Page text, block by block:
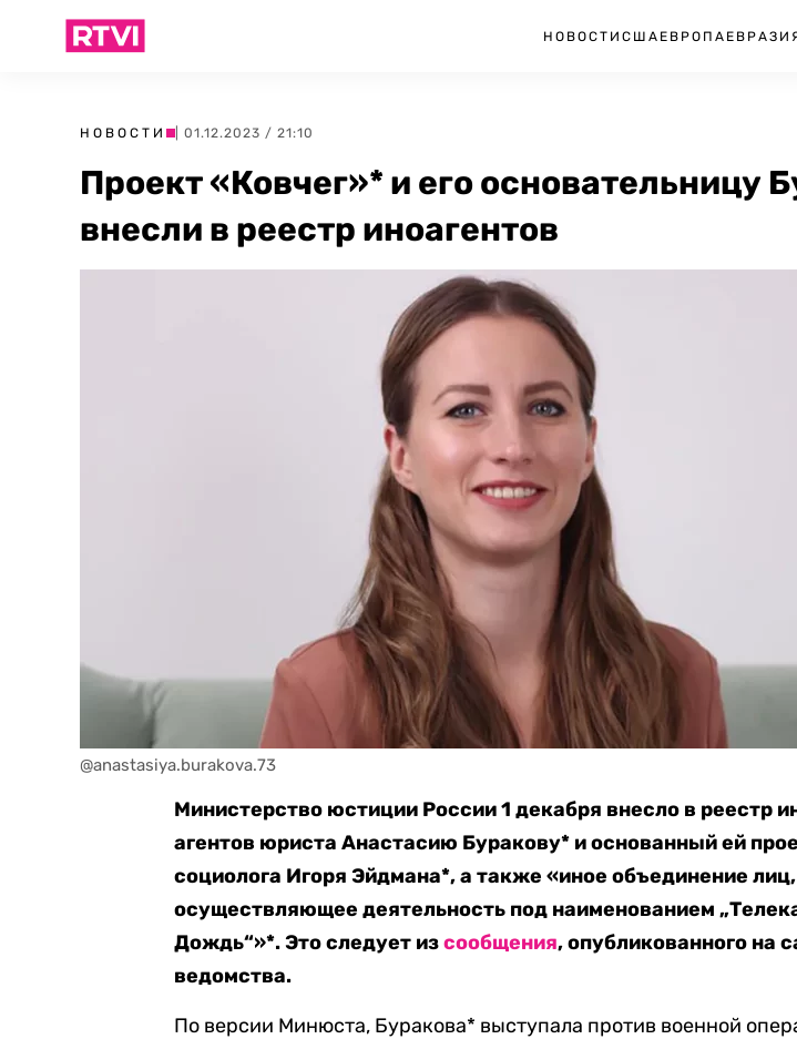
НОВОСТИ США ЕВРОПА
НОВОСТИ | 01.12.2023 / 21:10
Проект «Ковчег»* и его основательницу
внесли в реестр иноагентов
@anastasiya.burakova.73
Министерство юстиции России 1 декабря внесло в реестр
агентов юриста Анастасию Буракову* и основанный ей
социолога Игоря Эйдмана*, а также «иное объединение лиц,
осуществляющее деятельность под наименованием
Дождь“»*.Это следует изсообщения, опубликованного на
ведомства.
По версии Минюста, Буракова* выступала против военной